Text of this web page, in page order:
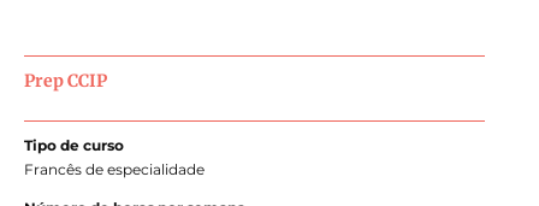
Prep CCIP
Tipo de curso
Francês de especialidade